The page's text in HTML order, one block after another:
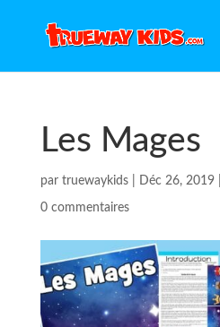
Les Mages
par truewaykids| Déc 26, 2019|
0 commentaires